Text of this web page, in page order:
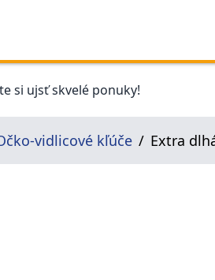
si ujsť skvelé ponuky!
vidlicové kľúče Extra